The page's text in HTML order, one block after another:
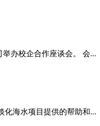
办校企合作座谈会。 会...
化海水项目提供的帮助和...